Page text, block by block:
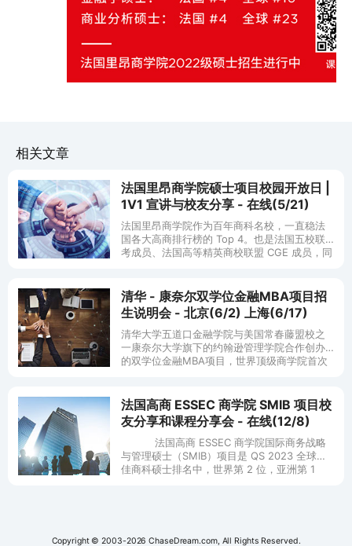
相关文章
法国里昂商学院硕士项目校园开放日 |
1V1 宣讲与校友分享 - 在线(5/21)
法国里昂商学院作为百年商科名校，一直稳法
国各大高商排行榜的 Top 4。也是法国五校联
考成员、法国高等精英商校联盟 CGE 成员，同
清华 - 康奈尔双学位金融MBA项目招
生说明会 - 北京(6/2) 上海(6/17)
清华大学五道口金融学院与美国常春藤盟校之
一康奈尔大学旗下的约翰逊管理学院合作创办
的双学位金融MBA项目，世界顶级商学院首次
法国高商 ESSEC 商学院 SMIB 项目校
友分享和课程分享会 - 在线(12/8)
法国高商 ESSEC 商学院国际商务战略
与管理硕士（SMIB）项目是 QS 2023 全球最
佳商科硕士排名中，世界第 2 位，亚洲第 1
Copyright © 2003-2026 ChaseDream.com, All Rights Reserved.